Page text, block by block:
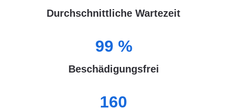
Durchschnittliche Wartezeit
99 %
Beschädigungsfrei
160